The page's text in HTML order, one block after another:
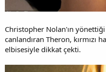
Christopher Nolan'ın
canlandıran Theron, kırmızı
elbisesiyle dikkat çekti.